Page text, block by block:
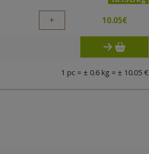
+ 10.05€
1 pc = ± 0.6 kg = ± 10.05 €